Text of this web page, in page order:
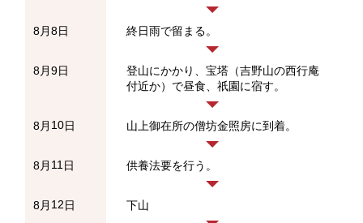
8月8日 終日雨で留まる。
8月9日
登山にかかり、宝塔（吉野山の西行庵
付近か） で昼食、祇園に宿す。
8月 10日 山上御在所の僧坊金照房に到着。
8月 11 日 供養法要を行う。
8月 12日 下山